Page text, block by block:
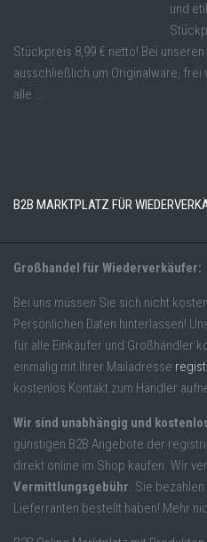
und
Stückpreis 8,99 € netto! Bei
ausschließlich um Originalware, frei
alle ...
B2B MARKTPLATZ FÜR
Großhandel für Wiederverkäufer:
Bei uns müssen Sie sich nicht
Persönlichen Daten hinterlassen!
für alle Einkäufer und Großhändler
einmalig mit Ihrer Mailadresse
kostenlos Kontakt zum Händler
Wir sind unabhängig und
günstigen B2B Angebote der
direkt online im Shop kaufen. Wir
Vermittlungsgebühr. Sie
Lieferranten bestellt haben! Mehr